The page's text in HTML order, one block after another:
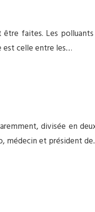
faites. Les
est celle entre les…
divisée en
médecin et président